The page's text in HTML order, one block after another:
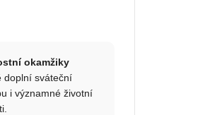
okamžiky
doplní sváteční
i významné životní